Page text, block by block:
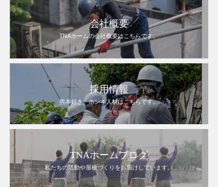
会社概要
TNAホームの会社概要はこちらです。
採用情報
熊本好き。ホンキ人材はこちらです。
TNAホームブログ
私たちの活動や屋根づくりをお届けしています。